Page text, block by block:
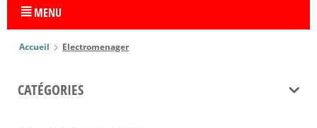
MENU
Accueil Electromenager
CATÉGORIES